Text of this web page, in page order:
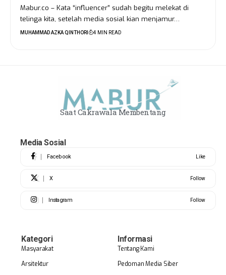
Mabur.co – Kata “influencer” sudah begitu melekat di
telinga kita, setelah media sosial kian menjamur…
MUHAMMAD AZKA QINTHORI 4 MIN READ
Saat Cakrawala Membentang
Media Sosial
Facebook Like
X Follow
Instagram Follow
Kategori
Masyarakat
Arsitektur
Informasi
Tentang Kami
Pedoman Media Siber